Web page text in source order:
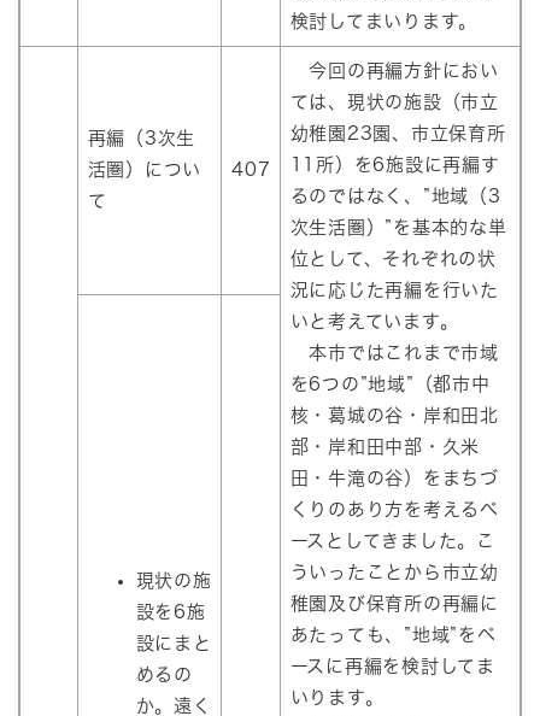
検討してまいります。
再編（3次生
活圏）につい
て
407
今回の再編方針におい
ては、現状の施設（市立
幼稚園23園、市立保育所
11所）を6施設に再編す
るのではなく、”地域（3
次生活圏）”を基本的な単
位として、それぞれの状
況に応じた再編を行いた
いと考えています。
本市ではこれまで市域
を6つの”地域”（都市中
核・葛城の谷・岸和田北
部・岸和田中部・久米
田・牛滝の谷）をまちづ
くりのあり方を考えるベ
ースとしてきました。こ
ういったことから市立幼
稚園及び保育所の再編に
あたっても、”地域”をベ
ースに再編を検討してま
いります。
現状の施
設を6施
設にまと
めるの
か。遠く